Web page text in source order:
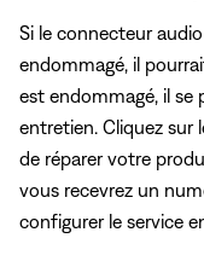
Si le connecteur
endommagé, il
est endommagé, il
entretien. Cliquez sur
de réparer votre
vous recevrez un
configurer le service